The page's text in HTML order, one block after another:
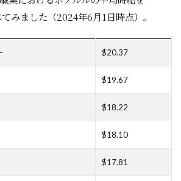
みました（2024年6月1日時点）。
$20.37
$19.67
$18.22
$18.10
$17.81